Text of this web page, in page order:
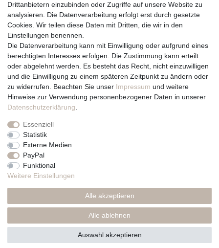
Vertrag widerrufen
Über uns und unsere Kerzen
Team
Unternehmen / Philosophie
Kerzenpflege und Abbrennhinweise
Unsere Kerzenlieferanten
Du erreichst uns von
Montag bis Freitag 10 bis 17 Uhr
Telefonisch und per Whatsapp
erreichst Du uns unter:
+49 561 287 907 84
Rechtliches
Impressum
Datenschutzerklärung
* Preise inkl. MwSt., zzgl. Versand(DE)
Drittanbietern einzubinden oder Zugriffe auf unsere Website zu
analysieren. Die Datenverarbeitung erfolgt erst durch gesetzte
Cookies. Wir teilen diese Daten mit Dritten, die wir in den
Einstellungen benennen.
Die Datenverarbeitung kann mit Einwilligung oder aufgrund eines
berechtigten Interesses erfolgen. Die Zustimmung kann erteilt
oder abgelehnt werden. Es besteht das Recht, nicht einzuwilligen
und die Einwilligung zu einem späteren Zeitpunkt zu ändern oder
zu widerrufen. Beachten Sie unser Impressum und weitere
Hinweise zur Verwendung personenbezogener Daten in unserer
Daten­schutz­erklärung
Essenziell
Statistik
Externe Medien
PayPal
Funktional
Weitere Einstellungen
Alle akzeptieren
Alle ablehnen
Auswahl akzeptieren